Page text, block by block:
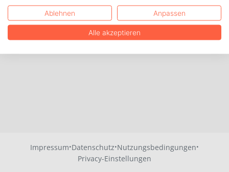
Impressum·Datenschutz·Nutzungsbedingungen·
Privacy-Einstellungen
Ablehnen Anpassen
Alle akzeptieren